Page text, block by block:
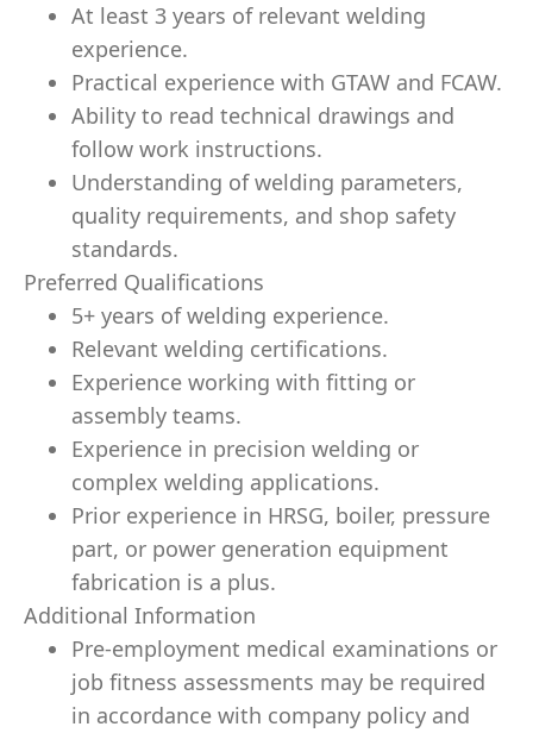
At least 3 years of relevant welding
experience.
Practical experience with GTAW and FCAW.
Ability to read technical drawings and
follow work instructions.
Understanding of welding parameters,
quality requirements, and shop safety
standards.
Preferred Qualifications
5+ years of welding experience.
Relevant welding certifications.
Experience working with fitting or
assembly teams.
Experience in precision welding or
complex welding applications.
Prior experience in HRSG, boiler, pressure
part, or power generation equipment
fabrication is a plus.
Additional Information
Pre-employment medical examinations or
job fitness assessments may be required
in accordance with company policy and